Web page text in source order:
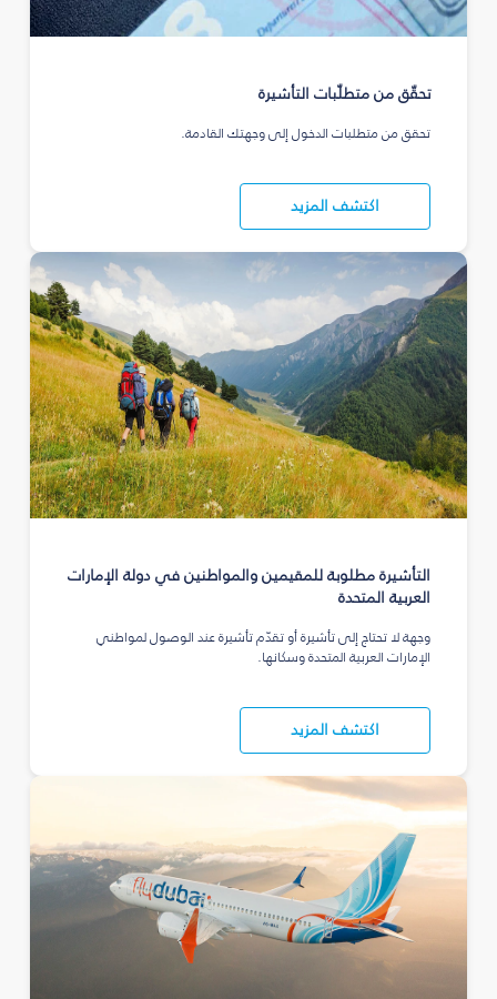
تحقّق من متطلّبات التأشيرة
تحقق من متطلبات الدخول إلى وجهتك القادمة.
اكتشف المزيد
التأشيرة مطلوبة للمقيمين والمواطنين في دولة الإمارات
العربية المتحدة
وجهة لا تحتاج إلى تأشيرة أو تقدّم تأشيرة عند الوصول لمواطني
الإمارات العربية المتحدة وسكانها.
اكتشف المزيد